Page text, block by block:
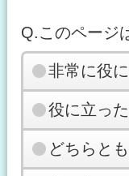
Q.このページ
非常に役
役に立った
どちらと